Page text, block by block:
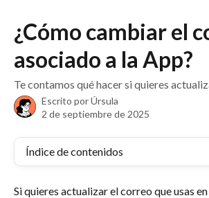
¿Cómo cambiar el
asociado a la App?
Te contamos qué hacer si quieres
Escrito porÚrsula
2 de septiembre de 2025
Índice de contenidos
Si quieres actualizar el correo que usas